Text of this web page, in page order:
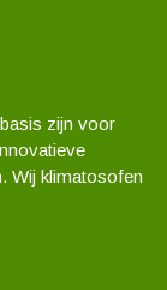
zijn voor
Wij klimatosofen